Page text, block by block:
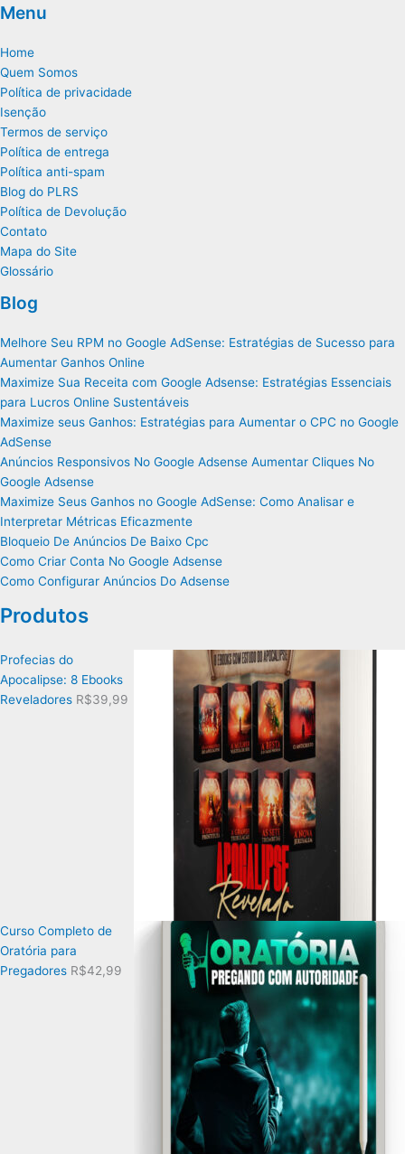
Menu
Home
Quem Somos
Política de privacidade
Isenção
Termos de serviço
Política de entrega
Política anti-spam
Blog do PLRS
Política de Devolução
Contato
Mapa do Site
Glossário
Blog
Melhore Seu RPM no Google AdSense: Estratégias de Sucesso para
Aumentar Ganhos Online
Maximize Sua Receita com Google Adsense: Estratégias Essenciais
para Lucros Online Sustentáveis
Maximize seus Ganhos: Estratégias para Aumentar o CPC no Google
AdSense
Anúncios Responsivos No Google Adsense Aumentar Cliques No
Google Adsense
Maximize Seus Ganhos no Google AdSense: Como Analisar e
Interpretar Métricas Eficazmente
Bloqueio De Anúncios De Baixo Cpc
Como Criar Conta No Google Adsense
Como Configurar Anúncios Do Adsense
Produtos
Profecias do
Apocalipse: 8 Ebooks
Reveladores R$39,99
Curso Completo de
Oratória para
Pregadores R$42,99